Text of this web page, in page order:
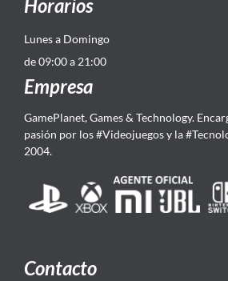
Horarios
Lunes a Domingo
de 09:00 a 21:00
Empresa
GamePlanet, Games & Technology.
pasión por los #Videojuegos y la
2004.
Contacto